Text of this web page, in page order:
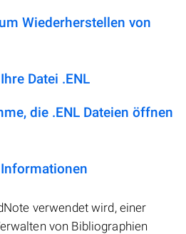
Wiederherstellen von
Datei .ENL
die .ENL Dateien öffnen
verwendet wird, einer
von Bibliographien